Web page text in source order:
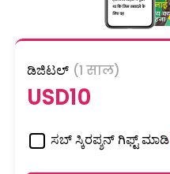
ಡಿಜಿಟಲ್ (1 साल)
USD10
ಸಬ್ ಸ್ಕಿರಪ್ಶನ್ ಗಿಫ್ಟ್ ಮಾಡಿ